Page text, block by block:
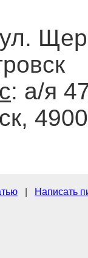
: а/я
Написать